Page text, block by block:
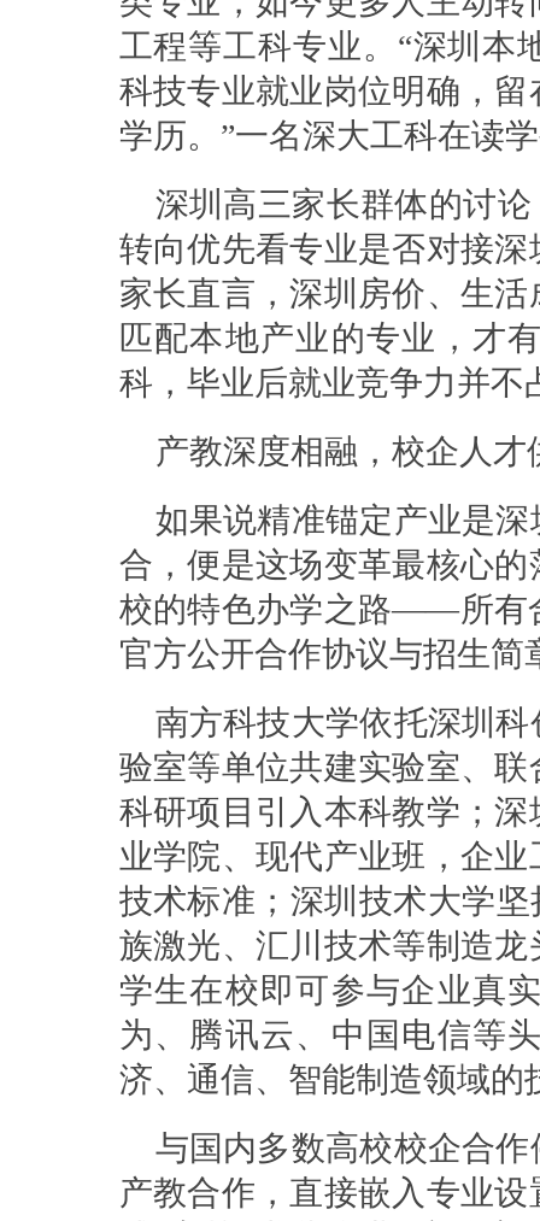
工程等工科专业。“深圳本
科技专业就业岗位明确，
学历。”一名深大工科在读
深圳高三家长群体的讨
转向优先看专业是否对接
家长直言，深圳房价、生
匹配本地产业的专业，才
科，毕业后就业竞争力并不
产教深度相融，校企人
如果说精准锚定产业是
合，便是这场变革最核心
校的特色办学之路——所有
官方公开合作协议与招生
南方科技大学依托深圳
验室等单位共建实验室、
科研项目引入本科教学；
业学院、现代产业班，企
技术标准；深圳技术大学
族激光、汇川技术等制造
学生在校即可参与企业真
为、腾讯云、中国电信等
济、通信、智能制造领域的
与国内多数高校校企合
产教合作，直接嵌入专业